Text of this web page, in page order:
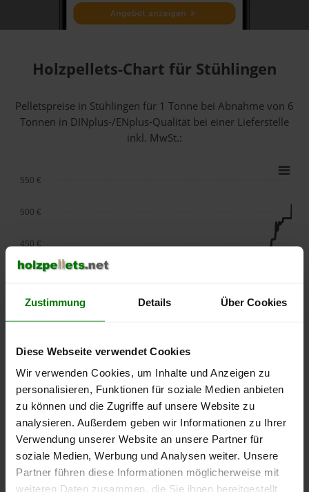
Zustimmung Details Über Cookies
Diese Webseite verwendet Cookies
Wir verwenden Cookies, um Inhalte und Anzeigen zu
personalisieren, Funktionen für soziale Medien anbieten
zu können und die Zugriffe auf unsere Website zu
analysieren. Außerdem geben wir Informationen zu Ihrer
Verwendung unserer Website an unsere Partner für
soziale Medien, Werbung und Analysen weiter. Unsere
Partner führen diese Informationen möglicherweise mit
weiteren Daten zusammen, die Sie ihnen bereitgestellt
Holzpellets-Chart für Stühlingen
Pelletspreise in Stühlingen für 1 Tonne bei Abnahmevon 6
Tonnen in DINplus-/ENplus-Qualität bei einer Lieferstelle
inkl. MwSt.:
lose Ware
2025
2026
2026
250 €
350 €
450 €
500 €
550 €
Die aktuelle Preisentwicklung für Holzpellets in Deutschland
können Sie jederzeit auf unsererPelletspreise-Seite
nachvollziehen.